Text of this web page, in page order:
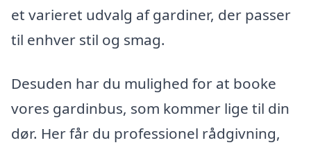
et varieret udvalg af gardiner, der passer
til enhver stil og smag.
Desuden har du mulighed for at booke
vores gardinbus, som kommer lige til din
dør. Her får du professionel rådgivning,